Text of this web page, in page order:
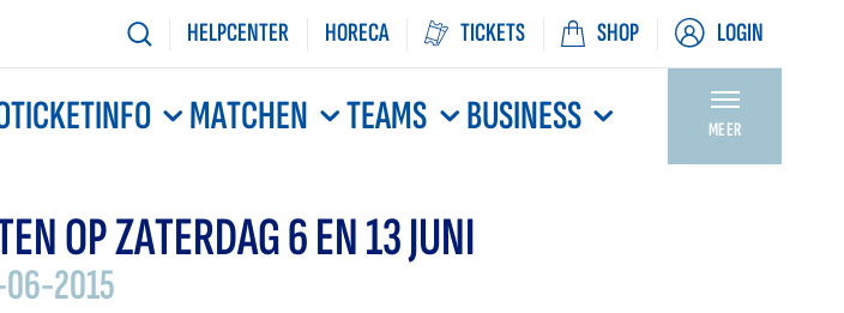
HELPCENTER HORECA TICKETS SHOP LOGIN
TICKETINFO MATCHEN TEAMS BUSINESS MEER
OP ZATERDAG 6 EN 13 JUNI
2015